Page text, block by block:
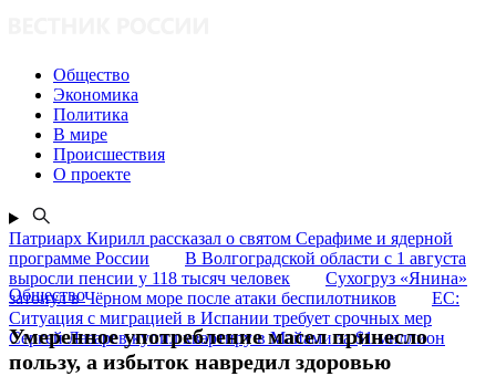
Общество
Экономика
Политика
В мире
Происшествия
О проекте
Патриарх Кирилл рассказал о святом Серафиме и ядерной
программе России
В Волгоградской области с 1 августа
выросли пенсии у 118 тысяч человек
Сухогруз «Янина»
затонул в Чёрном море после атаки беспилотников
ЕС:
Ситуация с миграцией в Испании требует срочных мер
Сергей Лазарев купил квартиру в Майами за $1 миллион
Общество
Умеренное употребление масел принесло
пользу, а избыток навредил здоровью